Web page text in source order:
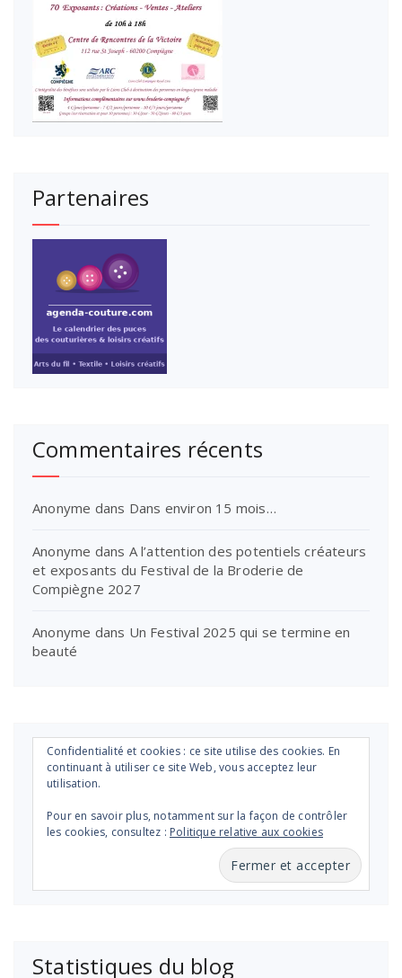
Partenaires
Commentaires récents
Anonyme dans Dans environ 15 mois…
Anonyme dans A l’attention des potentiels créateurs
et exposants du Festival de la Broderie de
Compiègne 2027
Anonyme dans Un Festival 2025 qui se termine en
beauté
Confidentialité et cookies : ce site utilise des cookies. En
continuant à utiliser ce site Web, vous acceptez leur
utilisation.
Pour en savoir plus, notamment sur la façon de contrôler
les cookies, consultez : Politique relative aux cookies
Statistiques du blog